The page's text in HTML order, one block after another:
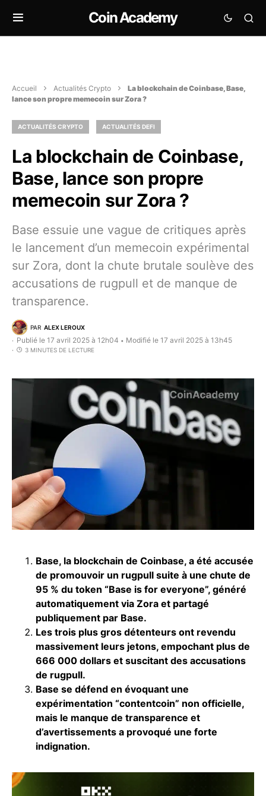
Coin Academy
Accueil Actualités Crypto
La blockchain de Coinbase, Base,
lance son propre memecoin sur Zora ?
ACTUALITÉS CRYPTO ACTUALITÉS DEFI
La blockchain de Coinbase,
Base, lance son propre
memecoin sur Zora ?
Base essuie une vague de critiques après
le lancement d’un memecoin expérimental
sur Zora, dont la chute brutale soulève des
accusations de rugpull et de manque de
transparence.
PAR ALEX LEROUX
Publié le 17 avril 2025 à 12h04 • Modifié le 17 avril 2025 à 13h45
3 MINUTES DE LECTURE
Base, la blockchain de Coinbase, a été accusée
de promouvoir un rugpull suite à une chute de
95 % du token “Base is for everyone”, généré
automatiquement via Zora et partagé
publiquement par Base.
Les trois plus gros détenteurs ont revendu
massivement leurs jetons, empochant plus de
666 000 dollars et suscitant des accusations
de rugpull.
Base se défend en évoquant une
expérimentation “contentcoin” non officielle,
mais le manque de transparence et
d’avertissements a provoqué une forte
indignation.